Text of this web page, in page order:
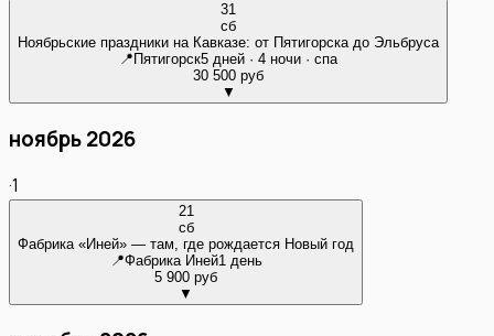
31
сб
Ноябрьские праздники на Кавказе: от Пятигорска до Эльбруса
📍 Пятигорск5 дней · 4 ночи · спа
30 500 руб
▼
ноябрь 2026
·1
21
сб
Фабрика «Иней» — там, где рождается Новый год
📍Фабрика Иней1 день
5 900 руб
▼